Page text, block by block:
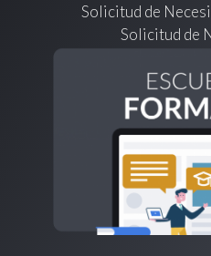
Solicitud de
Solicitud de